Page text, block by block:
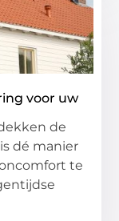
voor uw
de
dé manier
te